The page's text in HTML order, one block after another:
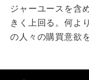
ジャーユースを含
きく上回る。何よ
の人々の購買意欲